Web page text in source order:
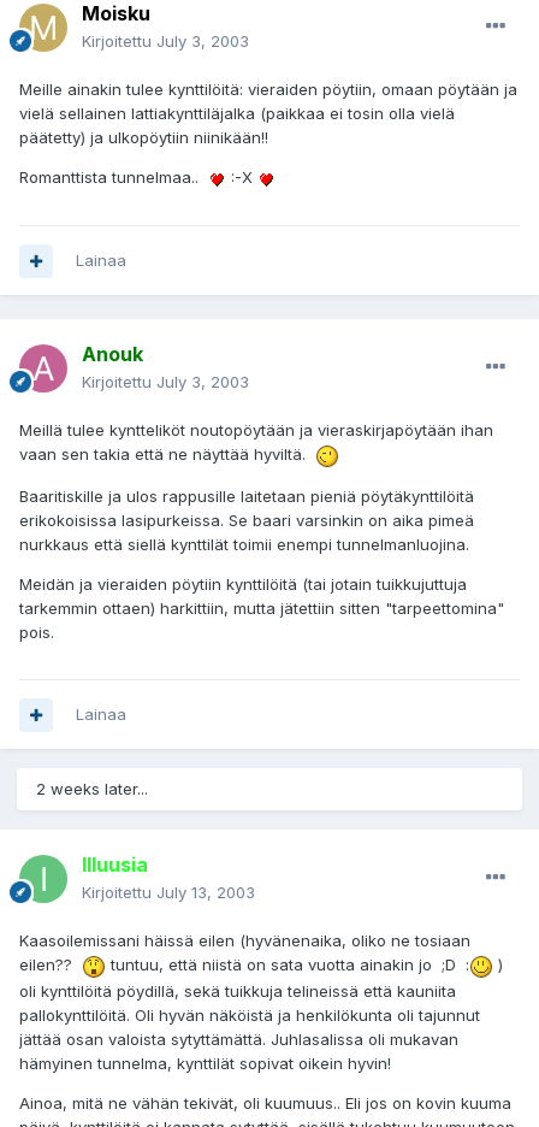
Moisku
Kirjoitettu July 3, 2003
Meille ainakin tulee kynttilöitä: vieraiden pöytiin, omaan pöytään ja
vielä sellainen lattiakynttiläjalka (paikkaa ei tosin olla vielä
päätetty) ja ulkopöytiin niinikään!!
Romanttista tunnelmaa.. :-X
Lainaa
Anouk
Kirjoitettu July 3, 2003
Meillä tulee kyntteliköt noutopöytään ja vieraskirjapöytään ihan
vaan sen takia että ne näyttää hyviltä.
Baaritiskille ja ulos rappusille laitetaan pieniä pöytäkynttilöitä
erikokoisissa lasipurkeissa. Se baari varsinkin on aika pimeä
nurkkaus että siellä kynttilät toimii enempi tunnelmanluojina.
Meidän ja vieraiden pöytiin kynttilöitä (tai jotain tuikkujuttuja
tarkemmin ottaen) harkittiin, mutta jätettiin sitten "tarpeettomina"
pois.
Lainaa
2 weeks later...
Illuusia
Kirjoitettu July 13, 2003
Kaasoilemissani häissä eilen (hyvänenaika, oliko ne tosiaan
eilen??
tuntuu, että niistä on sata vuotta ainakin jo ;D :
)
oli kynttilöitä pöydillä, sekä tuikkuja telineissä että kauniita
pallokynttilöitä. Oli hyvän näköistä ja henkilökunta oli tajunnut
jättää osan valoista sytyttämättä. Juhlasalissa oli mukavan
hämyinen tunnelma, kynttilät sopivat oikein hyvin!
Ainoa, mitä ne vähän tekivät, oli kuumuus.. Eli jos on kovin kuuma